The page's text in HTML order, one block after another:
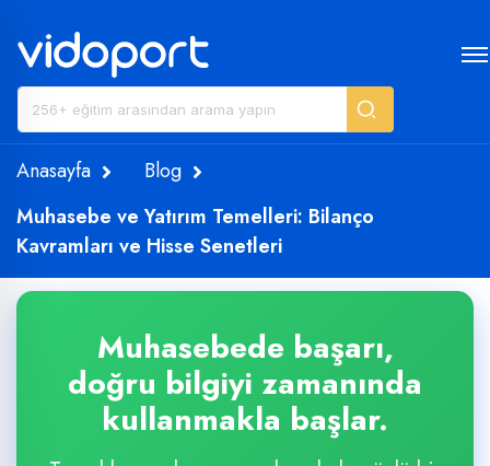
Anasayfa
Blog
Muhasebe ve Yatırım Temelleri: Bilanço
Kavramları ve Hisse Senetleri
Muhasebede başarı,
doğru bilgiyi zamanında
kullanmakla başlar.